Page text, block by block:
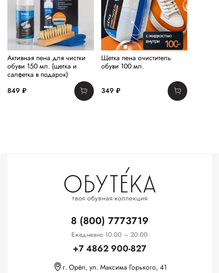
Активная пена для чистки
обуви 150 мл. (щетка и
салфетка в подарок)
849 ₽
Щетка пена очиститель
обуви 100 мл.
349 ₽
8 (800) 7773719
Ежедневно 10:00 – 20:00
+7 4862 900-827
г. Орёл, ул. Максима Горького, 41